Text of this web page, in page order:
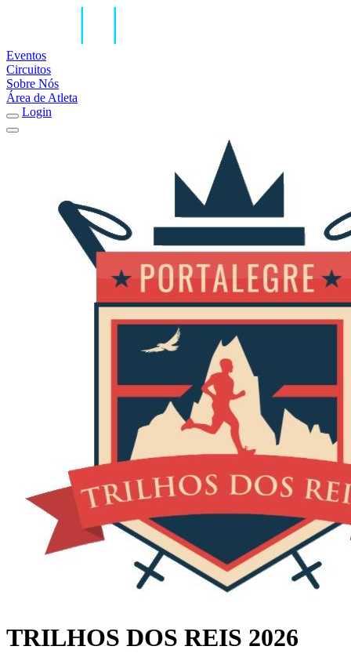
Eventos
Circuitos
Sobre Nós
Área de Atleta
Login
TRILHOS DOS REIS 2026